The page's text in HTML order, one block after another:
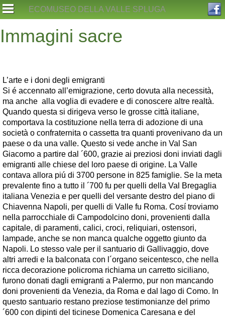
Skip
to
content
ECOMUSEO DELLA VALLE SPLUGA
Immagini sacre
L’arte e i doni degli emigranti
Si é accennato all’emigrazione, certo dovuta alla necessità,
ma anche alla voglia di evadere e di conoscere altre realtà.
Quando questa si dirigeva verso le grosse città italiane,
comportava la costituzione nella terra di adozione di una
società o confraternita o cassetta tra quanti provenivano da un
paese o da una valle. Questo si vede anche in Val San
Giacomo a partire dal ´600, grazie ai preziosi doni inviati dagli
emigranti alle chiese del loro paese di origine. La Valle
contava allora piú di 3700 persone in 825 famiglie. Se la meta
prevalente fino a tutto il ´700 fu per quelli della Val Bregaglia
italiana Venezia e per quelli del versante destro del piano di
Chiavenna Napoli, per quelli di Valle fu Roma. Cosí troviamo
nella parrocchiale di Campodolcino doni, provenienti dalla
capitale, di paramenti, calici, croci, reliquiari, ostensori,
lampade, anche se non manca qualche oggetto giunto da
Napoli. Lo stesso vale per il santuario di Gallivaggio, dove
altri arredi e la balconata con l´organo seicentesco, che nella
ricca decorazione policroma richiama un carretto siciliano,
furono donati dagli emigranti a Palermo, pur non mancando
doni provenienti da Venezia, da Roma e dal lago di Como. In
questo santuario restano preziose testimonianze del primo
´600 con dipinti del ticinese Domenica Caresana e del